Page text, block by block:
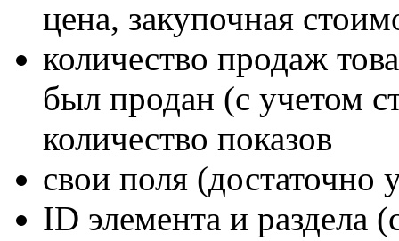
цена, закупочная
количество продаж
был продан (с учетом
количество показов
свои поля (достаточно
ID элемента и раздела